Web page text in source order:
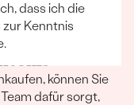
können Sie
dafür sorgt,
dass ich die
zur Kenntnis